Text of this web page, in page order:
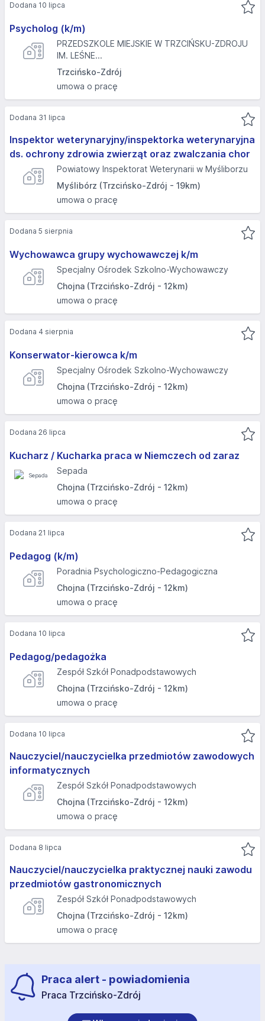
Psycholog (k/m)
PRZEDSZKOLE MIEJSKIE W TRZCIŃSKU-ZDROJU
IM. LEŚNE...
Trzcińsko-Zdrój
umowa o pracę
Dodana 10 lipca
Inspektor weterynaryjny/inspektorka weterynaryjna
ds. ochrony zdrowia zwierząt oraz zwalczania chor
Powiatowy Inspektorat Weterynarii w Myśliborzu
Myślibórz (Trzcińsko-Zdrój - 19km)
umowa o pracę
Dodana 31 lipca
Wychowawca grupy wychowawczej k/m
Specjalny Ośrodek Szkolno-Wychowawczy
Chojna (Trzcińsko-Zdrój - 12km)
umowa o pracę
Dodana 5 sierpnia
Konserwator-kierowca k/m
Specjalny Ośrodek Szkolno-Wychowawczy
Chojna (Trzcińsko-Zdrój - 12km)
umowa o pracę
Dodana 4 sierpnia
Kucharz / Kucharka praca w Niemczech od zaraz
Sepada
Chojna (Trzcińsko-Zdrój - 12km)
umowa o pracę
Dodana 26 lipca
Pedagog (k/m)
Poradnia Psychologiczno-Pedagogiczna
Chojna (Trzcińsko-Zdrój - 12km)
umowa o pracę
Dodana 21 lipca
Pedagog/pedagożka
Zespół Szkół Ponadpodstawowych
Chojna (Trzcińsko-Zdrój - 12km)
umowa o pracę
Dodana 10 lipca
Nauczyciel/nauczycielka przedmiotów zawodowych
informatycznych
Zespół Szkół Ponadpodstawowych
Chojna (Trzcińsko-Zdrój - 12km)
umowa o pracę
Dodana 10 lipca
Nauczyciel/nauczycielka praktycznej nauki zawodu
przedmiotów gastronomicznych
Zespół Szkół Ponadpodstawowych
Chojna (Trzcińsko-Zdrój - 12km)
umowa o pracę
Dodana 8 lipca
Praca alert - powiadomienia
Praca Trzcińsko-Zdrój